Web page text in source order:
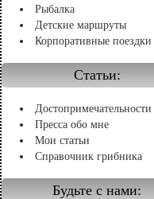
Рыбалка
Детские маршруты
Корпоративные поездки
Статьи:
Достопримечательности
Пресса обо мне
Мои статьи
Справочник грибника
Будьте с нами: